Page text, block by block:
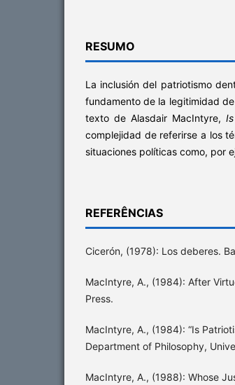
RESUMO
La inclusión del patriotismo
fundamento de la legitimidad
texto de Alasdair MacIntyre,
complejidad de referirse a los
situaciones políticas como, por
REFERÊNCIAS
Cicerón, (1978): Los deberes.
MacIntyre, A., (1984): After
Press.
MacIntyre, A., (1984): “Is
Department of Philosophy,
MacIntyre, A., (1988): Whose